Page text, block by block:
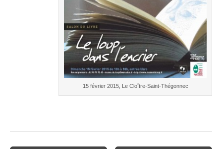
15 février 2015, Le Cloître-Saint-Thégonnec